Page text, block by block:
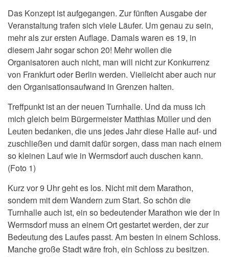
Das Konzept ist aufgegangen. Zur fünften Ausgabe der
Veranstaltung trafen sich viele Läufer. Um genau zu sein,
mehr als zur ersten Auflage. Damals waren es 19, in
diesem Jahr sogar schon 20! Mehr wollen die
Organisatoren auch nicht, man will nicht zur Konkurrenz
von Frankfurt oder Berlin werden. Vielleicht aber auch nur
den Organisationsaufwand in Grenzen halten.
Treffpunkt ist an der neuen Turnhalle. Und da muss ich
mich gleich beim Bürgermeister Matthias Müller und den
Leuten bedanken, die uns jedes Jahr diese Halle auf- und
zuschließen und damit dafür sorgen, dass man nach einem
so kleinen Lauf wie in Wermsdorf auch duschen kann.
(Foto 1)
Kurz vor 9 Uhr geht es los. Nicht mit dem Marathon,
sondern mit dem Wandern zum Start. So schön die
Turnhalle auch ist, ein so bedeutender Marathon wie der in
Wermsdorf muss an einem Ort gestartet werden, der zur
Bedeutung des Laufes passt. Am besten in einem Schloss.
Manche große Stadt wäre froh, ein Schloss zu besitzen.